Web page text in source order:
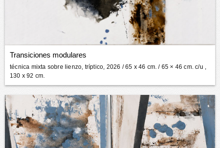
Transiciones modulares
técnica mixta sobre lienzo, tríptico, 2026 / 65 x 46 cm. / 65 × 46 cm. c/u ,
130 x 92 cm.